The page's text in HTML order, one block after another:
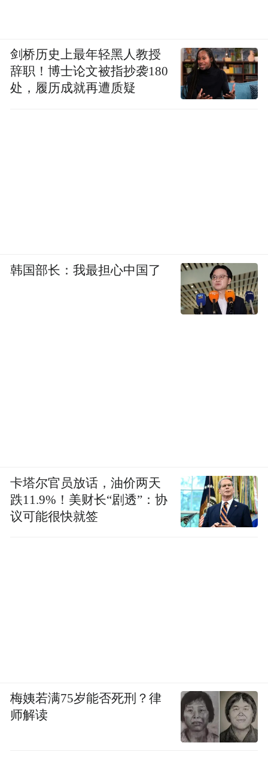
剑桥历史上最年轻黑人教授
辞职！博士论文被指抄袭180
处，履历成就再遭质疑
韩国部长：我最担心中国了
卡塔尔官员放话，油价两天
跌11.9%！美财长“剧透”：协
议可能很快就签
梅姨若满75岁能否死刑？律
师解读